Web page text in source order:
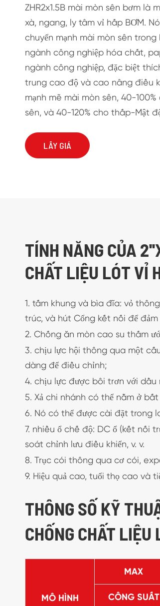
ZHR2x1.5B mài mòn sên bơm
xà, ngang, ly tâm vỉ hấp BƠM.
chuyển mạnh mài mòn sên
ngành công nghiệp hóa chất,
ngành công nghiệp, đặc biệt
trung cao độ và cao nâng điều
mạnh mẽ mài mòn sên, 40-
sên, và 40-120% cho thấp-Mật
LẤY GIÁ
TÍNH NĂNG CỦA
CHẤT LIỆU LÓT VỈ
1. tấm khung và bìa đĩa: vỏ
trúc, và hút Cổng kết nối để
2. Chống ăn mòn cao su thấm
3. chịu lực hội thông qua một
dàng để điều chỉnh;
4. chịu lực được bôi trơn với dầu
5. Xả chi nhánh có thể nằm ở
6. Nó có thể được cài đặt trong
7. nhiều ổ chế độ: DC ổ (kết nối
soát chỉnh lưu điều khiển, v. v.
8. Trục cói thông qua cơ cói,
9. Hiệu quả cao, tuổi thọ cao và
THÔNG SỐ KỸ
CHỐNG CHẤT LIỆU
MÔ HÌNH
MAX
CÔNG SUẤT